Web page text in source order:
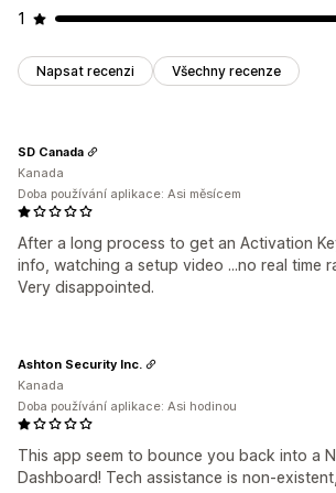
1
Napsat recenzi Všechny recenze
After a long process to get an Activation
info, watching a setup video ...no real time
Very disappointed.
SD Canada
Kanada
Doba používání aplikace: Asi měsícem
This app seem to bounce you back into a
Dashboard! Tech assistance is non-
Ashton Security Inc.
Kanada
Doba používání aplikace: Asi hodinou